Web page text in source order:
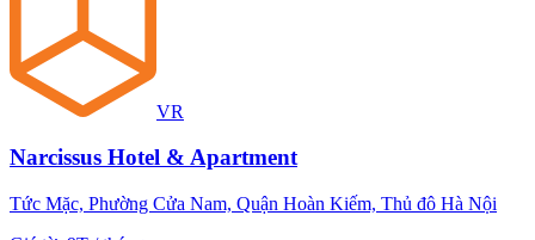
VR
Narcissus Hotel & Apartment
Tức Mặc, Phường Cửa Nam, Quận Hoàn Kiếm, Thủ đô Hà Nội